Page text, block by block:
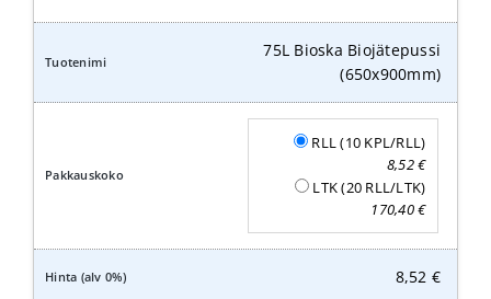
75L Bioska Biojätepussi
(650x900mm)
RLL (10 KPL/RLL)
8,52€
LTK (20 RLL/LTK)
170,40€
8,52 €